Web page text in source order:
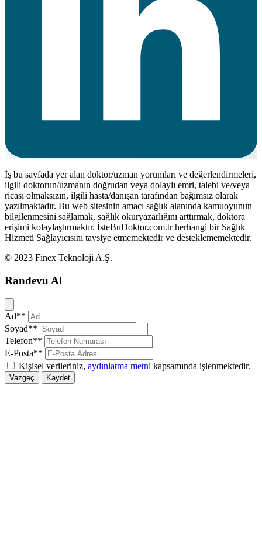
İş bu sayfada yer alan doktor/uzman yorumları ve değerlendirmeleri,
ilgili doktorun/uzmanın doğrudan veya dolaylı emri, talebi ve/veya
ricası olmaksızın, ilgili hasta/danışan tarafından bağımsız olarak
yazılmaktadır. Bu web sitesinin amacı sağlık alanında kamuoyunun
bilgilenmesini sağlamak, sağlık okuryazarlığını arttırmak, doktora
erişimi kolaylaştırmaktır. İsteBuDoktor.com.tr herhangi bir Sağlık
Hizmeti Sağlayıcısını tavsiye etmemektedir ve desteklememektedir.
© 2023 Finex Teknoloji A.Ş.
Randevu Al
Kapat
Ad**
Soyad**
Telefon**
E-Posta**
Kişisel verileriniz, aydınlatma metni kapsamında işlenmektedir.
Vazgeç Kaydet